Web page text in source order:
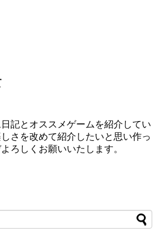
記とオススメゲームを紹介してい
さを改めて紹介したいと思い作っ
ろしくお願いいたします。